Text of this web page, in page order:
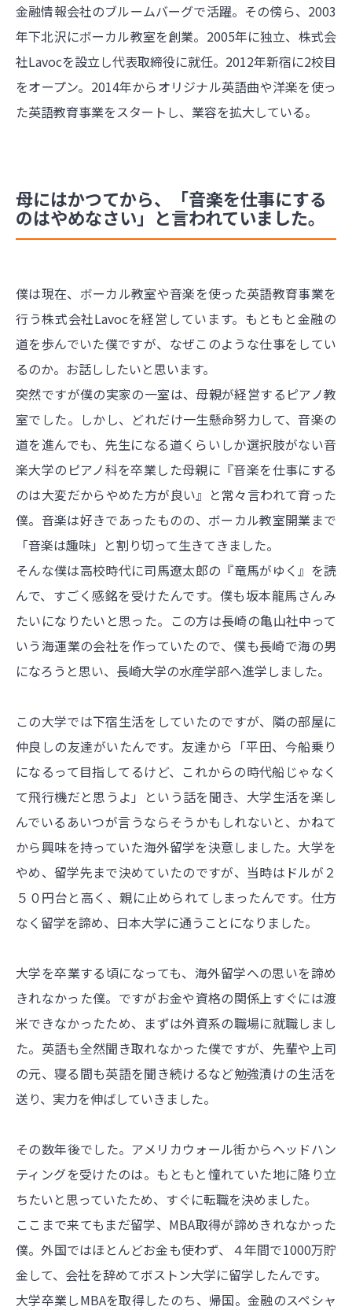
金融情報会社のブルームバーグで活躍。その傍ら、2003
年下北沢にボーカル教室を創業。2005年に独立、株式会
社Lavocを設立し代表取締役に就任。2012年新宿に2校目
をオープン。2014年からオリジナル英語曲や洋楽を使っ
た英語教育事業をスタートし、業容を拡大している。
母にはかつてから、「音楽を仕事にする
のはやめなさい」と言われていました。
僕は現在、ボーカル教室や音楽を使った英語教育事業を
行う株式会社Lavocを経営しています。もともと金融の
道を歩んでいた僕ですが、なぜこのような仕事をしてい
るのか。お話ししたいと思います。
突然ですが僕の実家の一室は、母親が経営するピアノ教
室でした。しかし、どれだけ一生懸命努力して、音楽の
道を進んでも、先生になる道くらいしか選択肢がない音
楽大学のピアノ科を卒業した母親に『音楽を仕事にする
のは大変だからやめた方が良い』と常々言われて育った
僕。音楽は好きであったものの、ボーカル教室開業まで
「音楽は趣味」と割り切って生きてきました。
そんな僕は高校時代に司馬遼太郎の『竜馬がゆく』を読
んで、すごく感銘を受けたんです。僕も坂本龍馬さんみ
たいになりたいと思った。この方は長崎の亀山社中って
いう海運業の会社を作っていたので、僕も長崎で海の男
になろうと思い、長崎大学の水産学部へ進学しました。
この大学では下宿生活をしていたのですが、隣の部屋に
仲良しの友達がいたんです。友達から「平田、今船乗り
になるって目指してるけど、これからの時代船じゃなく
て飛行機だと思うよ」という話を聞き、大学生活を楽し
んでいるあいつが言うならそうかもしれないと、かねて
から興味を持っていた海外留学を決意しました。大学を
やめ、留学先まで決めていたのですが、当時はドルが２
５０円台と高く、親に止められてしまったんです。仕方
なく留学を諦め、日本大学に通うことになりました。
大学を卒業する頃になっても、海外留学への思いを諦め
きれなかった僕。ですがお金や資格の関係上すぐには渡
米できなかったため、まずは外資系の職場に就職しまし
た。英語も全然聞き取れなかった僕ですが、先輩や上司
の元、寝る間も英語を聞き続けるなど勉強漬けの生活を
送り、実力を伸ばしていきました。
その数年後でした。アメリカウォール街からヘッドハン
ティングを受けたのは。もともと憧れていた地に降り立
ちたいと思っていたため、すぐに転職を決めました。
ここまで来てもまだ留学、MBA取得が諦めきれなかった
僕。外国ではほとんどお金も使わず、４年間で1000万貯
金して、会社を辞めてボストン大学に留学したんです。
大学卒業しMBAを取得したのち、帰国。金融のスペシャ